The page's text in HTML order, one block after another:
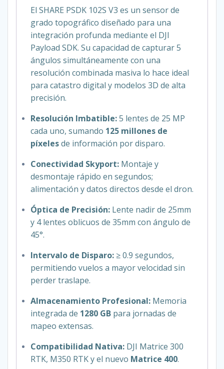
El SHARE PSDK 102S V3 es un sensor de
grado topográfico diseñado para una
integración profunda mediante el DJI
Payload SDK. Su capacidad de capturar 5
ángulos simultáneamente con una
resolución combinada masiva lo hace ideal
para catastro digital y modelos 3D de alta
precisión.
Resolución Imbatible:5 lentes de 25 MP
cada uno, sumando 125 millones de
píxelesde información por disparo.
Conectividad Skyport: Montaje y
desmontaje rápido en segundos;
alimentación y datos directos desde el dron.
Óptica de Precisión: Lente nadir de 25mm
y 4 lentes oblicuos de 35mm con ángulo de
45°.
Intervalo de Disparo: ≥ 0.9 segundos,
permitiendo vuelos a mayor velocidad sin
perder traslape.
Almacenamiento Profesional: Memoria
integrada de 1280 GB para jornadas de
mapeo extensas.
Compatibilidad Nativa: DJI Matrice 300
RTK, M350 RTK y el nuevo Matrice 400.